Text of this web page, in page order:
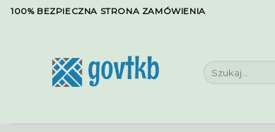
Skip100% BEZPIECZNA STRONA ZAMÓWIENIA
Szukaj: